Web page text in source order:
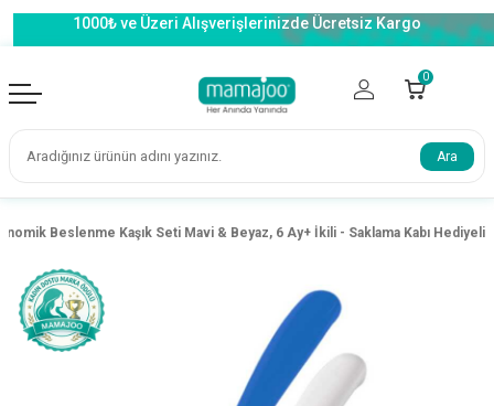
1000₺ ve Üzeri Alışverişlerinizde Ücretsiz Kargo
0
Ara
Beslenme Kaşık Seti Mavi & Beyaz, 6 Ay+ İkili - Saklama Kabı Hediyeli